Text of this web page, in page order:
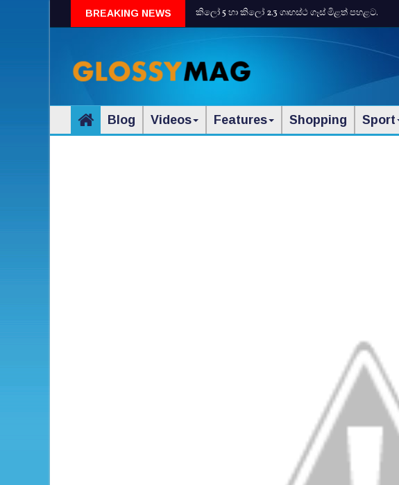
BREAKING NEWS කිලෝ 5 හා කිලෝ 2.3 ගෘහස්ථ ගෑස් මිළත් පහළට.
Blog Videos Features Shopping Sport